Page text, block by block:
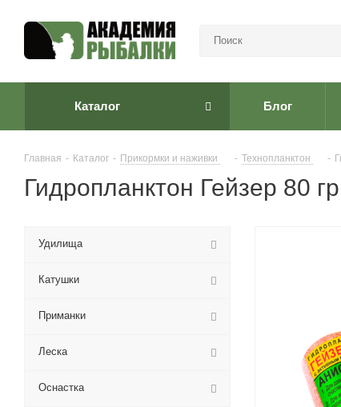
Каталог Блог
Главная - Каталог - Прикормки и наживки - Технопланктон -
Гидропланктон Гейзер 80
Удилища
Катушки
Приманки
Леска
Оснастка